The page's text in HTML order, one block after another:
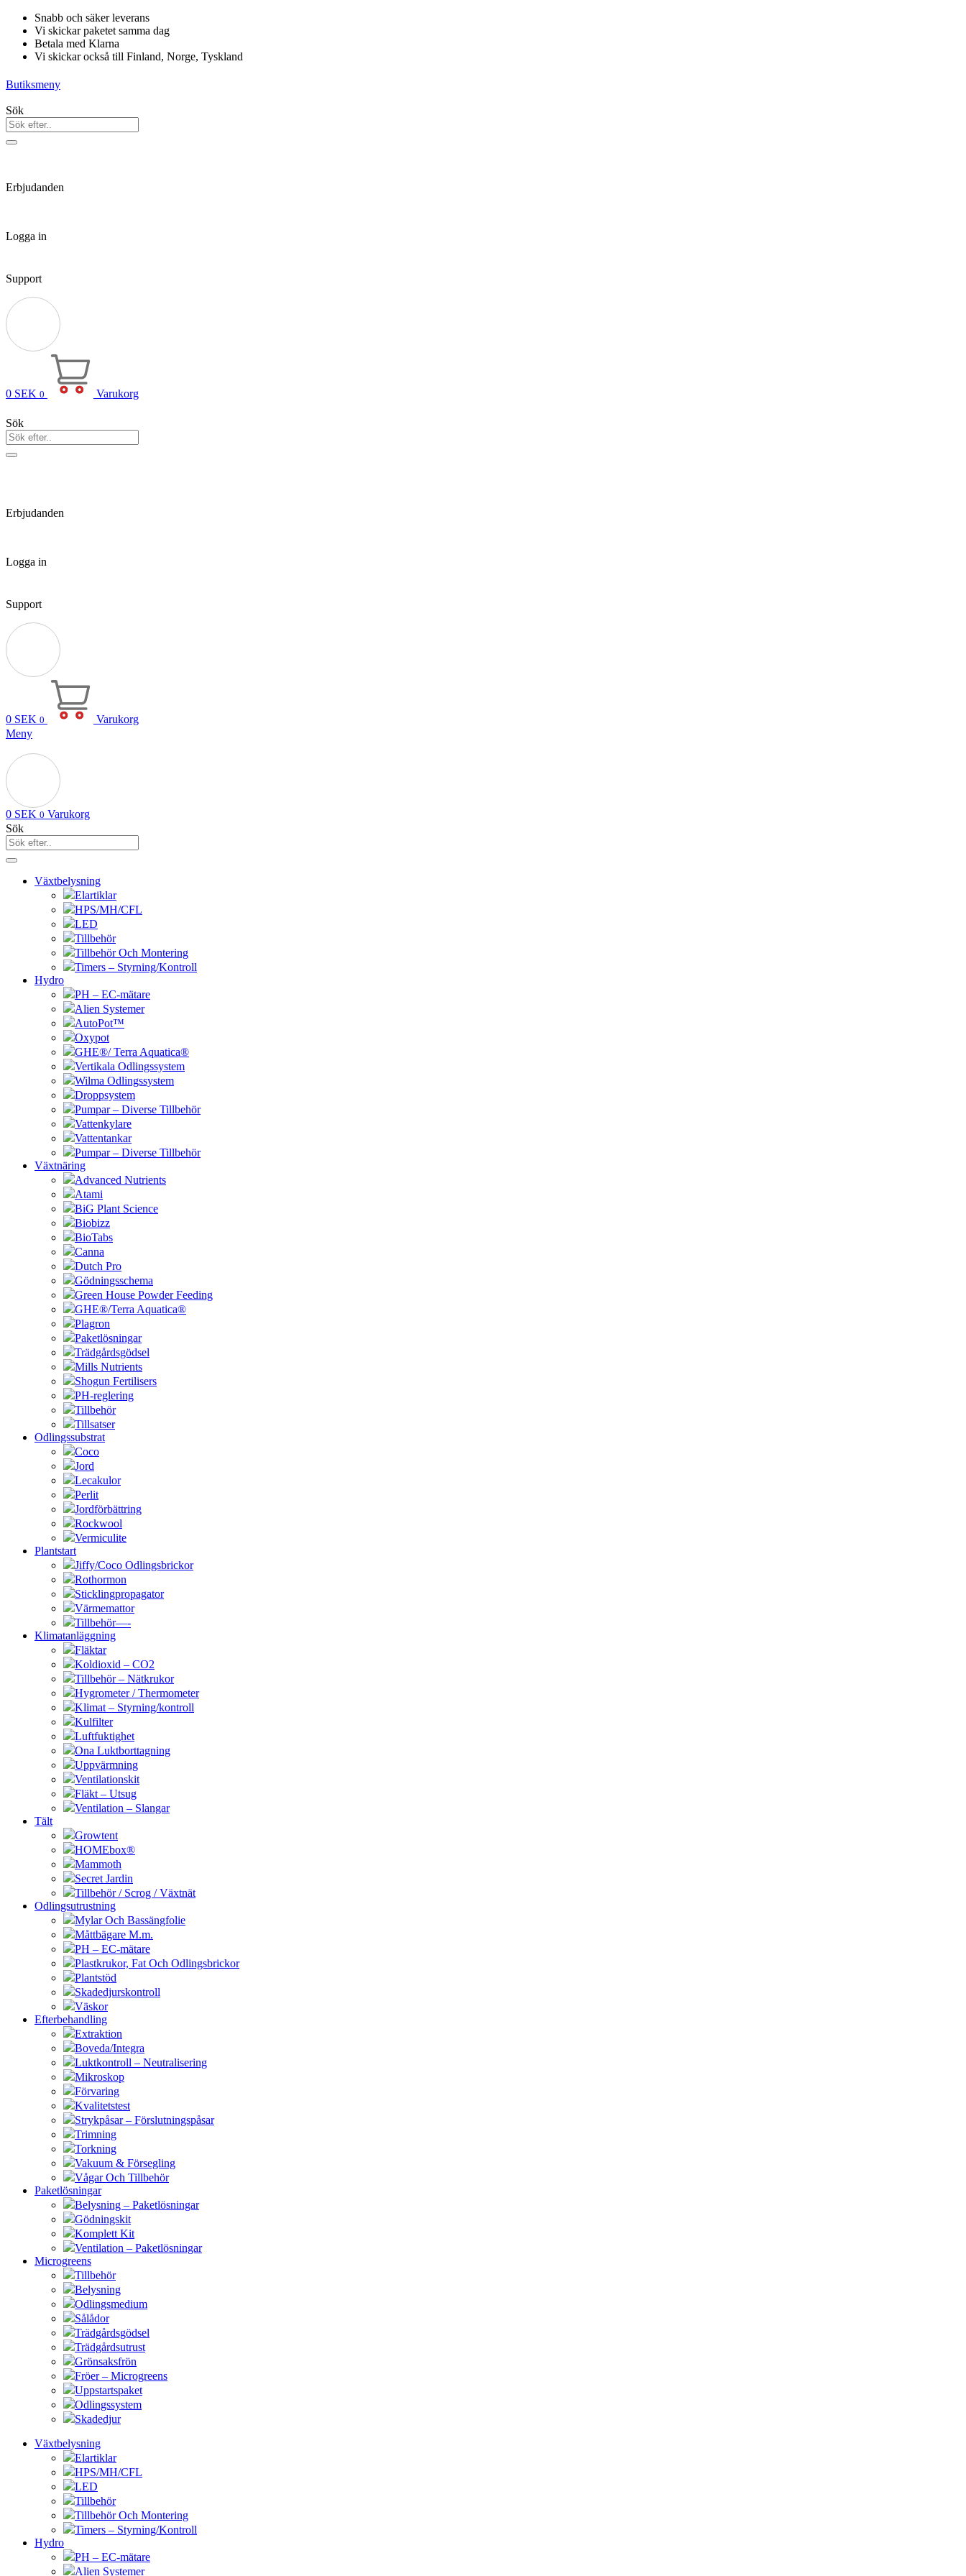
Hoppa
innehåll
Snabb och säker leverans
Vi skickar paketet samma dag
Betala med Klarna
Vi skickar också till Finland, Norge, Tyskland
Butiksmeny
Sök
Erbjudanden
Logga in
Support
0 SEK 0 Varukorg
Sök
Erbjudanden
Logga in
Support
0 SEK 0
Varukorg
Meny
0 SEK 0 Varukorg
Sök
Växtbelysning
Elartiklar
HPS/MH/CFL
LED
Tillbehör
Tillbehör Och Montering
Timers – Styrning/Kontroll
Hydro
PH – EC-mätare
Alien Systemer
AutoPot™
Oxypot
GHE®/ Terra Aquatica®
Vertikala Odlingssystem
Wilma Odlingssystem
Droppsystem
Pumpar – Diverse Tillbehör
Vattenkylare
Vattentankar
Pumpar – Diverse Tillbehör
Växtnäring
Advanced Nutrients
Atami
BiG Plant Science
Biobizz
BioTabs
Canna
Dutch Pro
Gödningsschema
Green House Powder Feeding
GHE®/Terra Aquatica®
Plagron
Paketlösningar
Trädgårdsgödsel
Mills Nutrients
Shogun Fertilisers
PH-reglering
Tillbehör
Tillsatser
Odlingssubstrat
Coco
Jord
Lecakulor
Perlit
Jordförbättring
Rockwool
Vermiculite
Plantstart
Jiffy/Coco Odlingsbrickor
Rothormon
Sticklingpropagator
Värmemattor
Tillbehör—-
Klimatanläggning
Fläktar
Koldioxid – CO2
Tillbehör – Nätkrukor
Hygrometer / Thermometer
Klimat – Styrning/kontroll
Kulfilter
Luftfuktighet
Ona Luktborttagning
Uppvärmning
Ventilationskit
Fläkt – Utsug
Ventilation – Slangar
Tält
Growtent
HOMEbox®
Mammoth
Secret Jardin
Tillbehör / Scrog / Växtnät
Odlingsutrustning
Mylar Och Bassängfolie
Måttbägare M.m.
PH – EC-mätare
Plastkrukor, Fat Och Odlingsbrickor
Plantstöd
Skadedjurskontroll
Väskor
Efterbehandling
Extraktion
Boveda/Integra
Luktkontroll – Neutralisering
Mikroskop
Förvaring
Kvalitetstest
Strykpåsar – Förslutningspåsar
Trimning
Torkning
Vakuum & Försegling
Vågar Och Tillbehör
Paketlösningar
Belysning – Paketlösningar
Gödningskit
Komplett Kit
Ventilation – Paketlösningar
Microgreens
Tillbehör
Belysning
Odlingsmedium
Sålådor
Trädgårdsgödsel
Trädgårdsutrust
Grönsaksfrön
Fröer – Microgreens
Uppstartspaket
Odlingssystem
Skadedjur
Växtbelysning
Elartiklar
HPS/MH/CFL
LED
Tillbehör
Tillbehör Och Montering
Timers – Styrning/Kontroll
Hydro
PH – EC-mätare
Alien Systemer